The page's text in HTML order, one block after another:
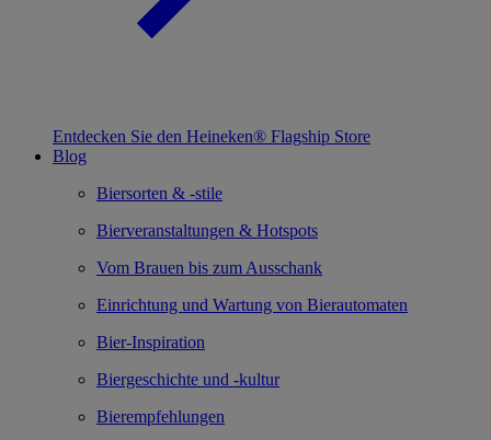
Entdecken Sie den Heineken® Flagship Store
Blog
Biersorten & -stile
Bierveranstaltungen & Hotspots
Vom Brauen bis zum Ausschank
Einrichtung und Wartung von Bierautomaten
Bier-Inspiration
Biergeschichte und -kultur
Bierempfehlungen